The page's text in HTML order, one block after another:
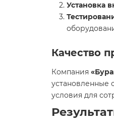
Установка
Качество
Компания
установленные
условия для